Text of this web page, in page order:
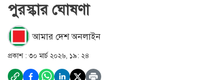
পুরস্কার ঘোষণা
আমার দেশ অনলাইন
প্রকাশ : ৩০ মার্চ ২০২৬, ১৯: ২৪